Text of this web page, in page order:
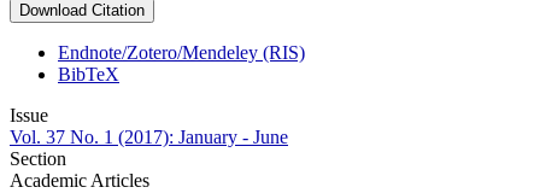
Download Citation
Endnote/Zotero/Mendeley (RIS)
BibTeX
Issue
Vol. 37 No. 1 (2017): January - June
Section
Academic Articles